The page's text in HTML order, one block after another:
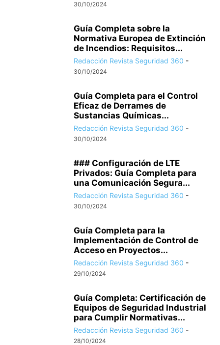
30/10/2024
Guía Completa sobre la
Normativa Europea de Extinción
de Incendios: Requisitos...
Redacción Revista Seguridad 360 -
30/10/2024
Guía Completa para el Control
Eficaz de Derrames de
Sustancias Químicas...
Redacción Revista Seguridad 360 -
30/10/2024
### Configuración de LTE
Privados: Guía Completa para
una Comunicación Segura...
Redacción Revista Seguridad 360 -
30/10/2024
Guía Completa para la
Implementación de Control de
Acceso en Proyectos...
Redacción Revista Seguridad 360 -
29/10/2024
Guía Completa: Certificación de
Equipos de Seguridad Industrial
para Cumplir Normativas...
Redacción Revista Seguridad 360 -
28/10/2024